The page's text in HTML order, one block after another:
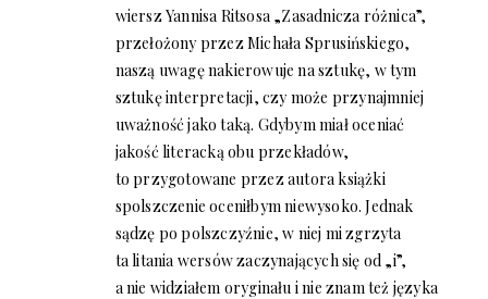
wiersz Yannisa Ritsosa „Zasadnicza różnica”,
przełożony przez Michała Sprusińskiego,
naszą uwagę nakierowuje na sztukę, w tym
sztukę interpretacji, czy może przynajmniej
uważność jako taką. Gdybym miał oceniać
jakość literacką obu przekładów,
to przygotowane przez autora książki
spolszczenie oceniłbym niewysoko. Jednak
sądzę po polszczyźnie, w niej mi zgrzyta
ta litania wersów zaczynających się od „i”,
a nie widziałem oryginału i nie znam też języka